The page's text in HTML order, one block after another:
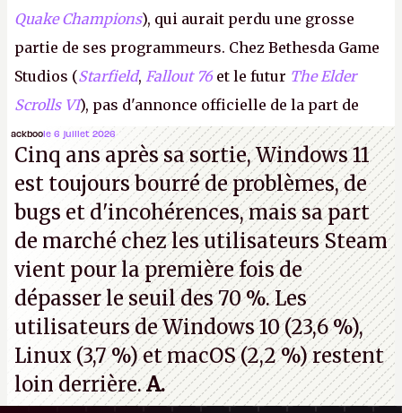
Quake Champions), qui aurait perdu une grosse
partie de ses programmeurs. Chez Bethesda Game
Studios (Starfield, Fallout 76 et le futur The Elder
Scrolls VI), pas d'annonce officielle de la part de
Microsoft, mais le syndicat des employés confirme
de nombreux licenciements.A.
ackboole 6 juillet 2026
Cinq ans après sa sortie, Windows 11
est toujours bourré de problèmes, de
bugs et d'incohérences, mais sa part
de marché chez les utilisateurs Steam
vient pour la première fois de
dépasser le seuil des 70 %. Les
utilisateurs de Windows 10 (23,6 %),
Linux (3,7 %) et macOS (2,2 %) restent
loin derrière.A.